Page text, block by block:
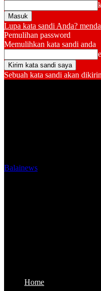
Lupa kata sandi Anda?
Pemulihan password
Memulihkan kata sandi anda
Sebuah kata sandi akan
Balainews
Home